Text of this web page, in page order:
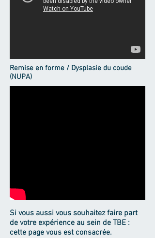
Remise en forme / Dysplasie du coude
(NUPA)
Si vous aussi vous souhaitez faire part
de votre expérience au sein de TBE :
cette page vous est consacrée.